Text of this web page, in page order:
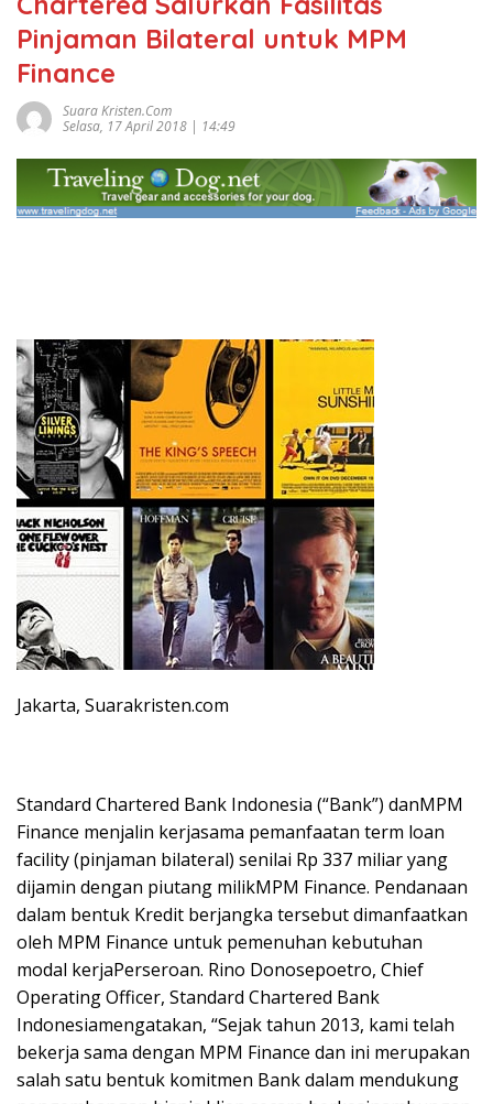
Pinjaman Bilateral untuk MPM
Finance
Suara Kristen.com
Selasa, 17 April 2018 | 14:49
Jakarta, Suarakristen.com
Standard Chartered Bank Indonesia (“Bank”) danMPM
Finance menjalin kerjasama pemanfaatan term loan
facility (pinjaman bilateral) senilai Rp 337 miliar yang
dijamin dengan piutang milikMPM Finance. Pendanaan
dalam bentuk Kredit berjangka tersebut dimanfaatkan
oleh MPM Finance untuk pemenuhan kebutuhan
modal kerjaPerseroan. Rino Donosepoetro, Chief
Operating Officer, Standard Chartered Bank
Indonesiamengatakan, “Sejak tahun 2013, kami telah
bekerja sama dengan MPM Finance dan ini merupakan
salah satu bentuk komitmen Bank dalam mendukung